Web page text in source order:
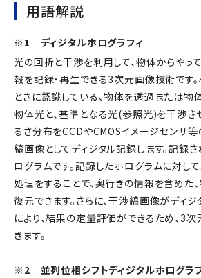
用語解説
※1 ディジタルホログラフィ
光の回折と干渉を利用して、物体からやっ
報を記録・再生できる3次元画像技術です
ときに認識している、物体を透過または物
物体光と、基準となる光(参照光)を干渉さ
るさ分布をCCDやCMOSイメージセンサ
縞画像としてディジタル記録します。記録
ログラムです。記録したホログラムに対し
処理をすることで、奥行きの情報を含めた
復元できます。さらに、干渉縞画像がディ
により、結果の定量評価ができるため、3
きます。
※2 並列位相シフトディジタルホログラ